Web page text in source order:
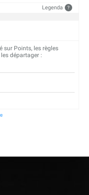
Legenda ?
sur Points, les règles
départager :